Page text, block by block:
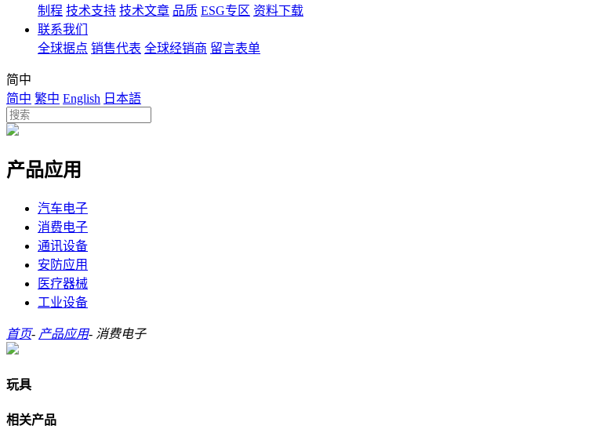
制程 技术支持 技术文章 品质 ESG专区 资料下载
联系我们
全球据点 销售代表 全球经销商 留言表单
简中
简中 繁中 English 日本語
产品应用
汽车电子
消费电子
通讯设备
安防应用
医疗器械
工业设备
首页- 产品应用- 消费电子
玩具
相关产品